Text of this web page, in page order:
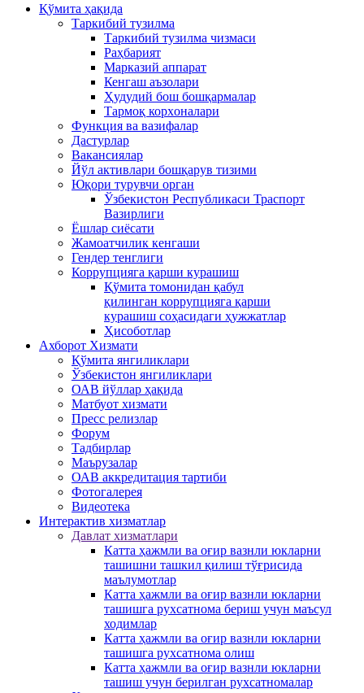
Қўмита ҳақида
Таркибий тузилма
Таркибий тузилма чизмаси
Раҳбарият
Марказий аппарат
Кенгаш аъзолари
Ҳудудий бош бошқармалар
Тармоқ корxоналари
Функция ва вазифалар
Дастурлар
Вакансиялар
Йўл активлари бошқарув тизими
Юқори турувчи орган
Ўзбекистон Республикаси Траспорт
Вазирлиги
Ёшлар сиёсати
Жамоатчилик кенгаши
Гендер тенглиги
Коррупцияга қарши курашиш
Қўмита томонидан қабул
қилинган коррупцияга қарши
курашиш соҳасидаги ҳужжатлар
Ҳисоботлар
Ахборот Хизмати
Қўмита янгиликлари
Ўзбекистон янгиликлари
ОАВ йўллар ҳақида
Матбуот xизмати
Пресс релизлар
Форум
Тадбирлар
Маърузалар
ОАВ аккредитация тартиби
Фотогалерея
Видеотека
Интерактив xизматлар
Давлат хизматлари
Катта ҳажмли ва оғир вазнли юкларни
ташишни ташкил қилиш тўғрисида
маълумотлар
Катта ҳажмли ва оғир вазнли юкларни
ташишга рухсатнома бериш учун маъсул
ходимлар
Катта ҳажмли ва оғир вазнли юкларни
ташишга рухсатнома олиш
Катта ҳажмли ва оғир вазнли юкларни
ташиш учун берилган рухсатномалар